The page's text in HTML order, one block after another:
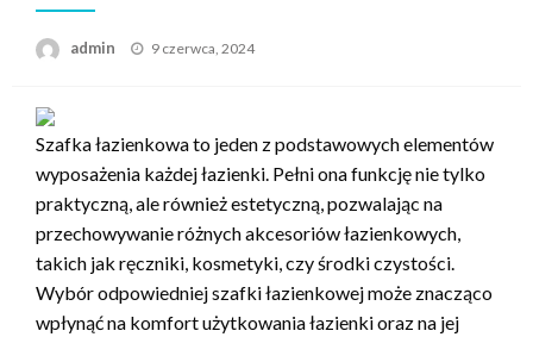
admin
Opublikowane
9 czerwca, 2024
Szafka łazienkowa to jeden z podstawowych elementów
wyposażenia każdej łazienki. Pełni ona funkcję nie tylko
praktyczną, ale również estetyczną, pozwalając na
przechowywanie różnych akcesoriów łazienkowych,
takich jak ręczniki, kosmetyki, czy środki czystości.
Wybór odpowiedniej szafki łazienkowej może znacząco
wpłynąć na komfort użytkowania łazienki oraz na jej